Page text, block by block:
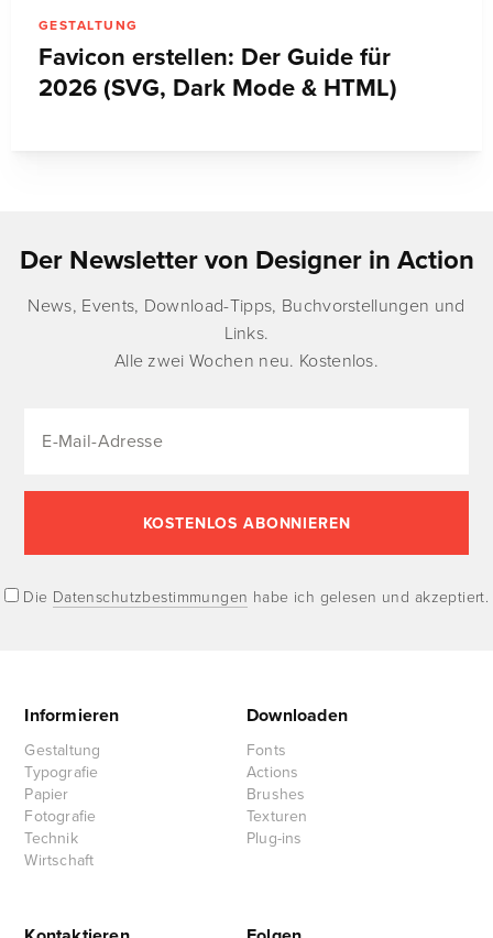
GESTALTUNG
Favicon erstellen: Der Guide für
2026 (SVG, Dark Mode & HTML)
Der Newsletter von Designer in Action
News, Events, Download-Tipps, Buchvorstellungen und
Links.
Alle zwei Wochen neu. Kostenlos.
Die Datenschutzbestimmungen habe ich gelesen und akzeptiert.
Informieren
Gestaltung
Typografie
Papier
Fotografie
Technik
Wirtschaft
Downloaden
Fonts
Actions
Brushes
Texturen
Plug-ins